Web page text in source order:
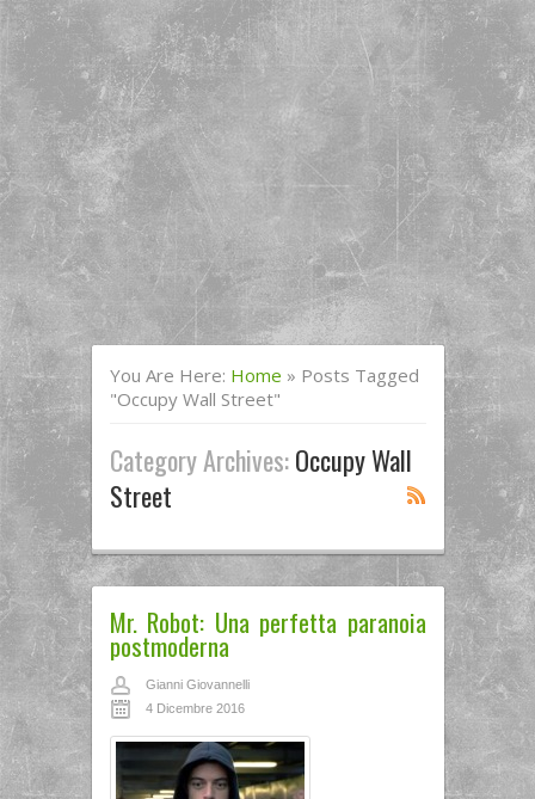
You Are Here: Home » Posts Tagged
"occupy Wall Street"
Category Archives:Occupy Wall
Street
Mr. Robot: Una perfetta paranoia
postmoderna
Gianni Giovannelli
4 Dicembre 2016